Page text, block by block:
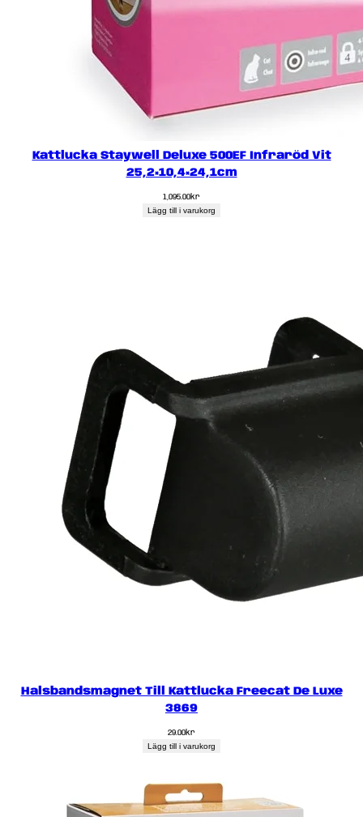
Kattlucka Staywell Deluxe 500EF Infraröd Vit
25,2×10,4×24,1cm
1,095.00kr
Lägg till i varukorg
Halsbandsmagnet Till Kattlucka Freecat De Luxe
3869
29.00kr
Lägg till i varukorg